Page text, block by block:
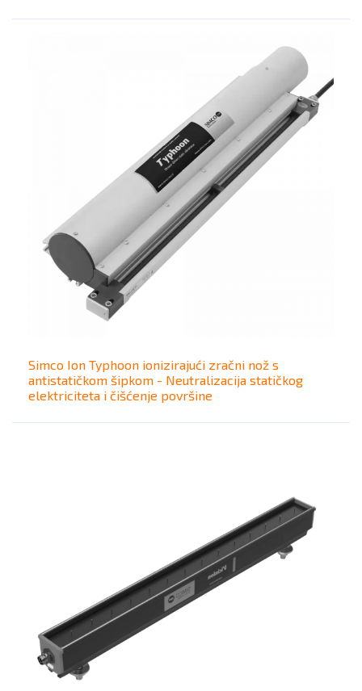
Simco Ion Typhoon ionizirajući zračni nož s
antistatičkom šipkom - Neutralizacija statičkog
elektriciteta i čišćenje površine